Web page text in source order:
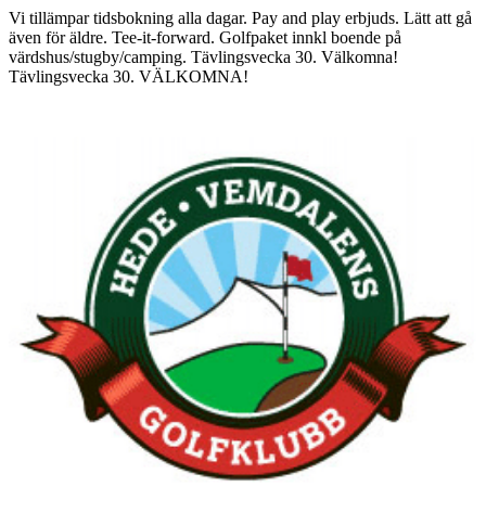
Vi tillämpar tidsbokning alla dagar. Pay and play erbjuds. Lätt att gå
även för äldre. Tee-it-forward. Golfpaket innkl boende på
värdshus/stugby/camping. Tävlingsvecka 30. Välkomna!
Tävlingsvecka 30. VÄLKOMNA!